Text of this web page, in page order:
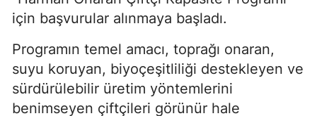
için başvurular alınmaya başladı.
Programın temel amacı, toprağı onaran,
suyu koruyan, biyoçeşitliliği destekleyen ve
sürdürülebilir üretim yöntemlerini
benimseyen çiftçileri görünür hale